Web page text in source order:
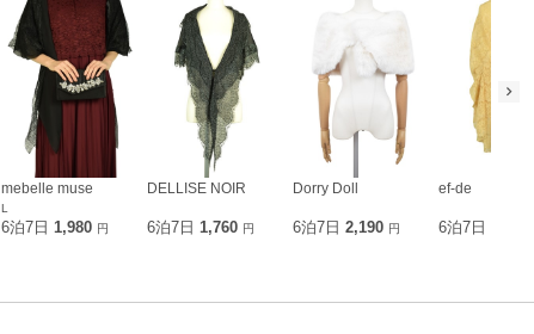
mebelle muse
L
6泊7日 1,980 円
DELLISE NOIR
6泊7日1,760 円
Dorry Doll
6泊7日2,190 円
ef-de
6泊7日